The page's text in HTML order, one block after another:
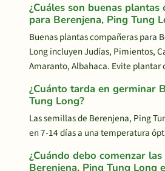
¿Cuáles son buenas plantas
para Berenjena, Ping Tung
Buenas plantas compañeras para
Long incluyen Judías, Pimientos,
Amaranto, Albahaca. Evite plantar
¿Cuánto tarda en germinar
Tung Long?
Las semillas de Berenjena, Ping
en 7-14 días a una temperatura
¿Cuándo debo comenzar
Berenjena, Ping Tung Long